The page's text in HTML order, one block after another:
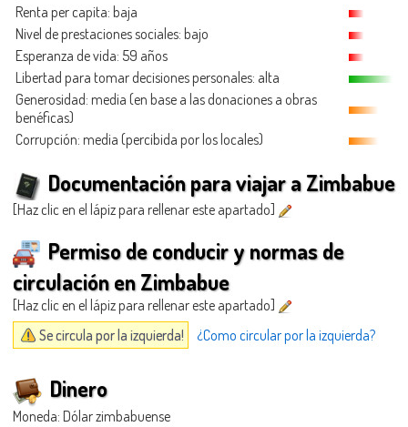
Renta per capita: baja
Nivel de prestaciones sociales: bajo
Esperanza de vida: 59 años
Libertad para tomar decisiones personales: alta
Generosidad: media (en base a las donaciones a obras
benéficas)
Corrupción: media (percibida por los locales)
Documentación para viajar a Zimbabue
[Haz clic en el lápiz para rellenar este apartado]
Permiso de conducir y normas de
circulación en Zimbabue
[Haz clic en el lápiz para rellenar este apartado]
Se circula por la izquierda!
¿Como circular por la izquierda?
Dinero
Moneda: Dólar zimbabuense